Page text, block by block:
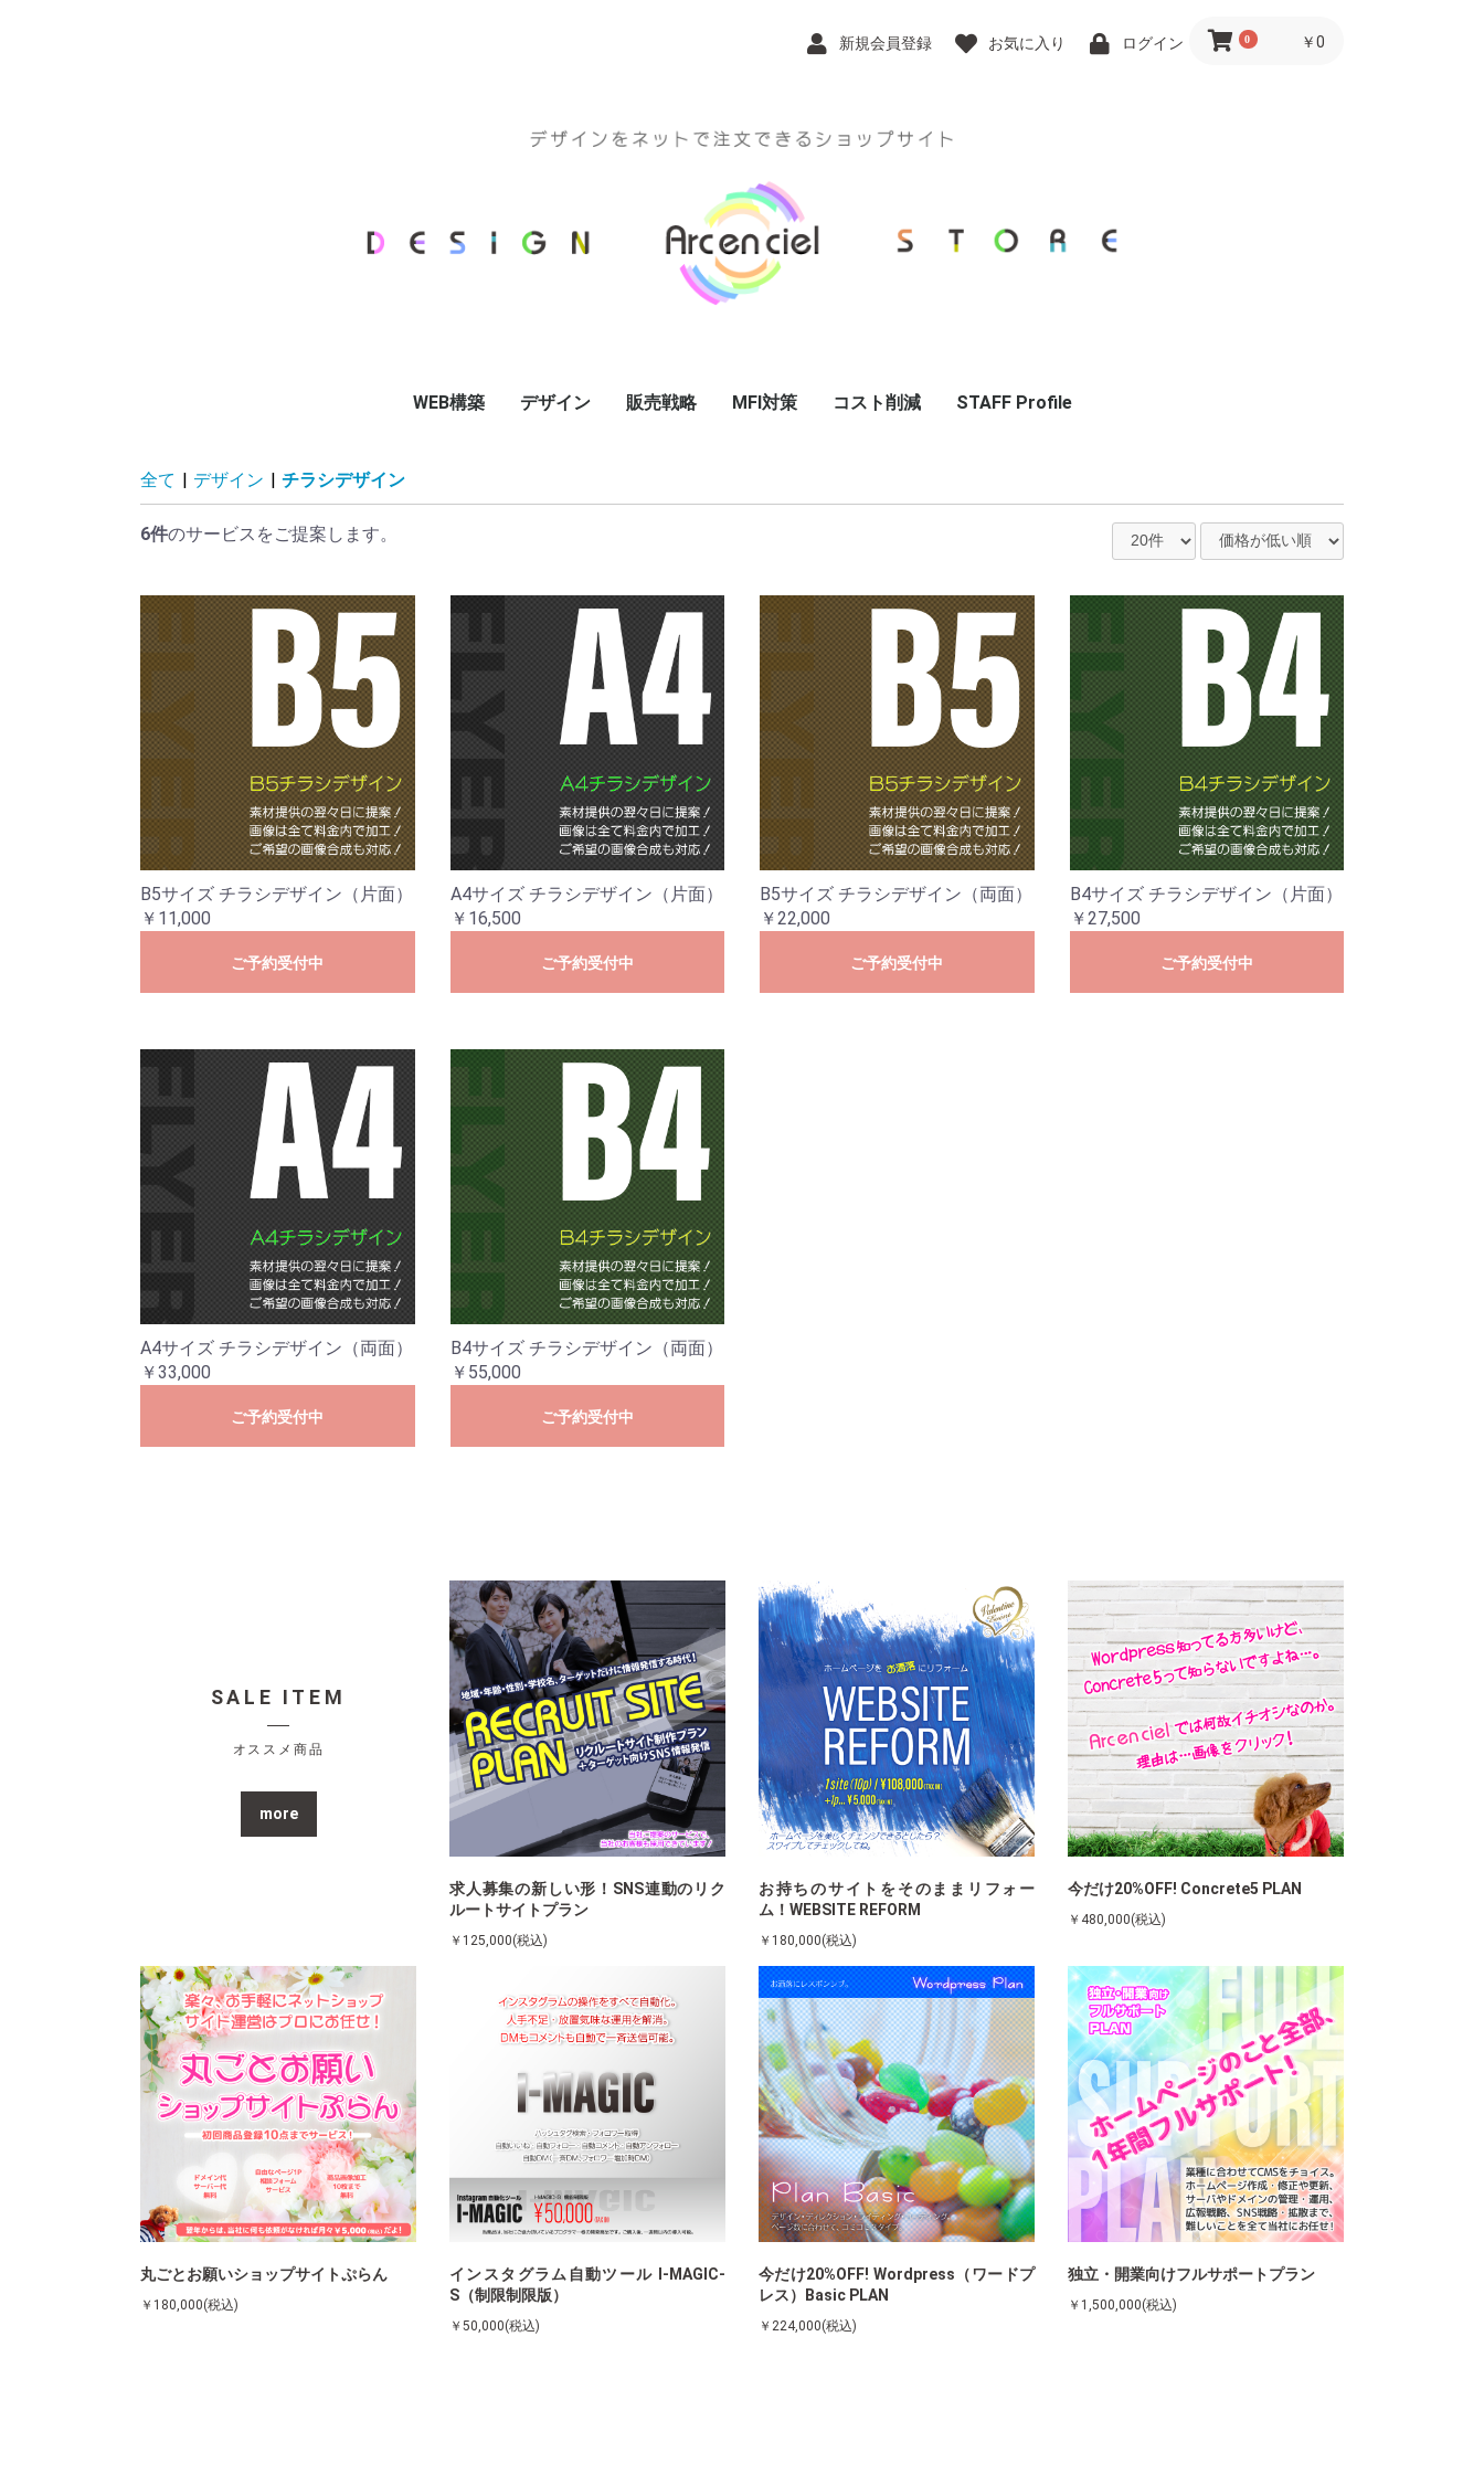
新規会員登録 お気に入り ログイン 0 ￥0
WEB構築 デザイン 販売戦略 MFI対策 コスト削減 STAFF Profile
全て | デザイン | チラシデザイン
6件のサービスをご提案します。
B5サイズ チラシデザイン（片面）
￥11,000
ご予約受付中
A4サイズ チラシデザイン（片面）
￥16,500
ご予約受付中
B5サイズ チラシデザイン（両面）
￥22,000
ご予約受付中
B4サイズ チラシデザイン（片面）
￥27,500
ご予約受付中
A4サイズ チラシデザイン（両面）
￥33,000
ご予約受付中
B4サイズ チラシデザイン（両面）
￥55,000
ご予約受付中
SALE ITEM
オススメ商品
more
求人募集の新しい形！SNS連動のリク
ルートサイトプラン
￥125,000(税込)
お持ちのサイトをそのままリフォー
ム！WEBSITE REFORM
￥180,000(税込)
今だけ20%OFF! Concrete5 PLAN
￥480,000(税込)
丸ごとお願いショップサイトぷらん
￥180,000(税込)
インスタグラム自動ツール I-MAGIC-
S（制限制限版）
￥50,000(税込)
今だけ20%OFF! Wordpress（ワードプ
レス）Basic PLAN
￥224,000(税込)
独立・開業向けフルサポートプラン
￥1,500,000(税込)